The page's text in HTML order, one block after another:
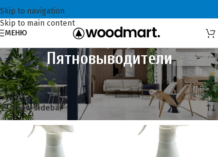
Skip to navigation
Skip to main content
МЕНЮ
Пятновыводители
Главная Бытовая химия
Пятновыводители
Showing all 3 results
Show sidebar